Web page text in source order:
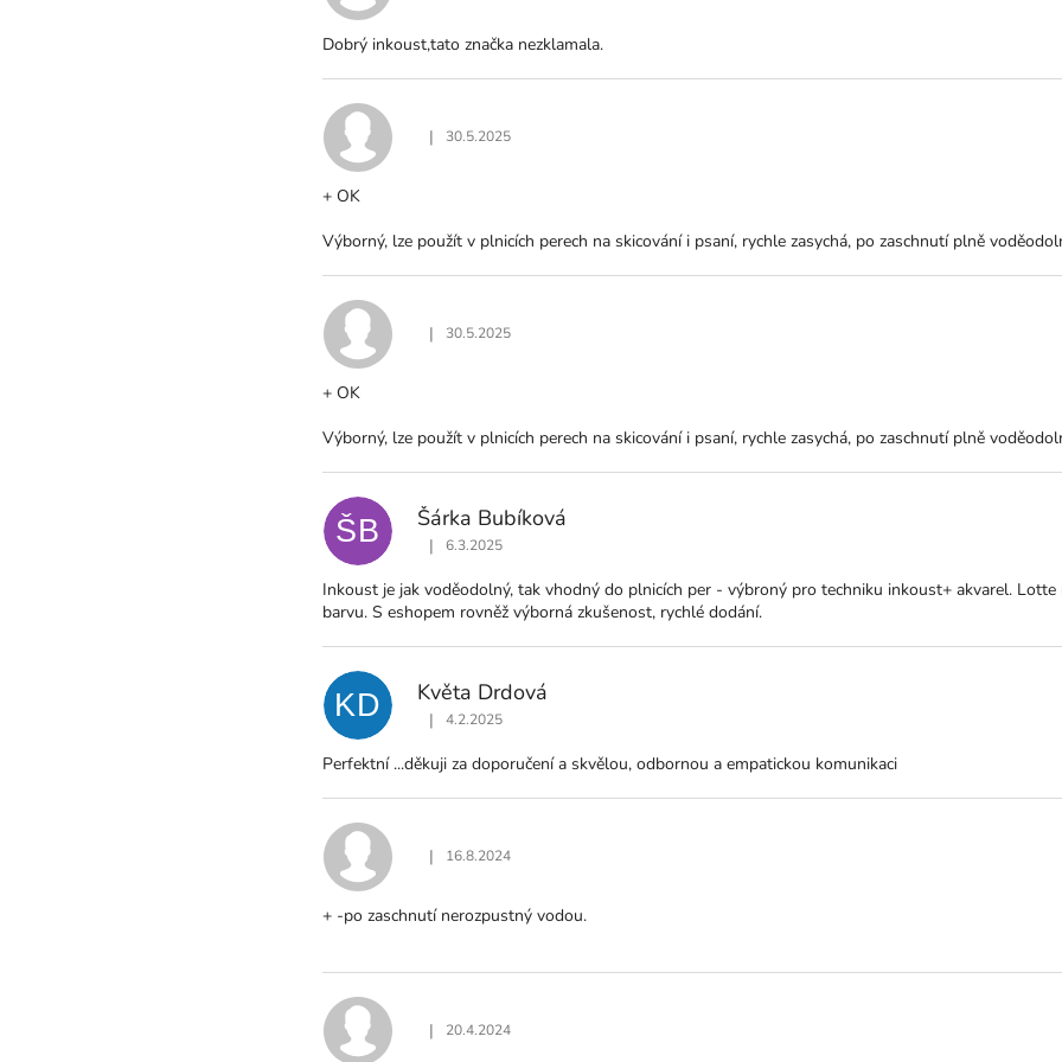
Dobrý inkoust,tato značka nezklamala.
Hodnocení produktu je 5 z 5 hvězdiček.
| 30.5.2025
+ OK
Výborný, lze použít v plnicích perech na skicování i psaní, rychle zasychá, po zaschnutí plně
Hodnocení produktu je 5 z 5 hvězdiček.
| 30.5.2025
+ OK
Výborný, lze použít v plnicích perech na skicování i psaní, rychle zasychá, po zaschnutí plně
ŠB Šárka Bubíková
Hodnocení produktu je 5 z 5 hvězdiček.
| 6.3.2025
Inkoust je jak voděodolný, tak vhodný do plnicích per - výbroný pro techniku inkoust+ akvarel.
barvu. S eshopem rovněž výborná zkušenost, rychlé dodání.
KD Květa Drdová
Hodnocení produktu je 5 z 5 hvězdiček.
| 4.2.2025
Perfektní ...děkuji za doporučení a skvělou, odbornou a empatickou komunikaci
Hodnocení produktu je 5 z 5 hvězdiček.
| 16.8.2024
+ -po zaschnutí nerozpustný vodou.
Hodnocení produktu je 5 z 5 hvězdiček.
| 20.4.2024